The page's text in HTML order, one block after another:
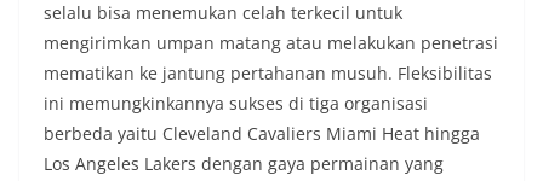
selalu bisa menemukan celah terkecil untuk
mengirimkan umpan matang atau melakukan penetrasi
mematikan ke jantung pertahanan musuh. Fleksibilitas
ini memungkinkannya sukses di tiga organisasi
berbeda yaitu Cleveland Cavaliers Miami Heat hingga
Los Angeles Lakers dengan gaya permainan yang